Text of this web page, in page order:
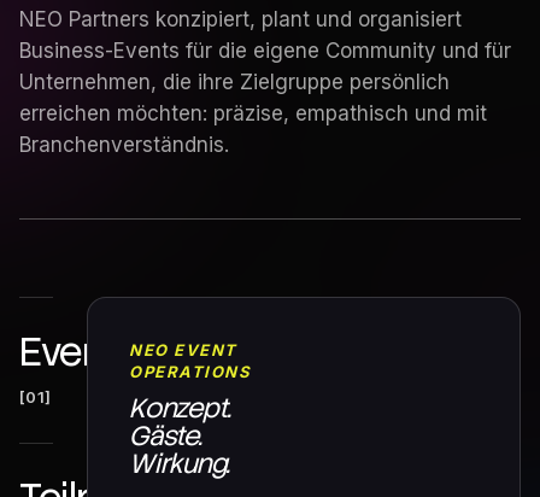
NEO Partners konzipiert, plant und organisiert
Business-Events für die eigene Community und für
Unternehmen, die ihre Zielgruppe persönlich
erreichen möchten: präzise, empathisch und mit
Branchenverständnis.
Eventkonzeption
[01]
NEO EVENT
OPERATIONS
Konzept.
Gäste.
Wirkung.